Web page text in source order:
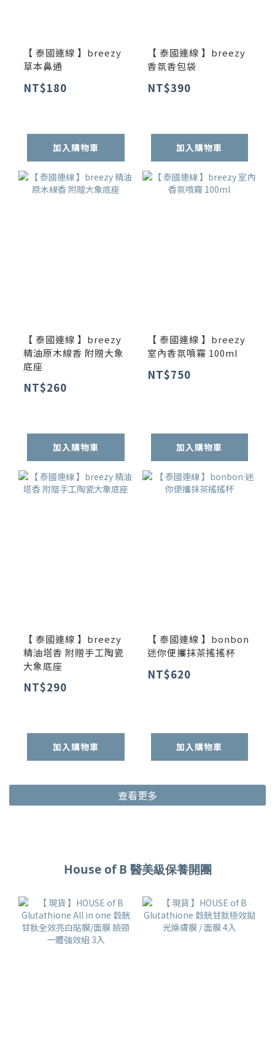
【 泰國連線 】breezy
草本鼻通
NT$180
加入購物車
【 泰國連線 】breezy
香氛香包袋
NT$390
加入購物車
【 泰國連線 】breezy
精油原木線香 附贈大象
底座
NT$260
加入購物車
【 泰國連線 】breezy
室內香氛噴霧 100ml
NT$750
加入購物車
【 泰國連線 】breezy
精油塔香 附贈手工陶瓷
大象底座
NT$290
加入購物車
【 泰國連線 】bonbon
迷你便攜抹茶搖搖杯
NT$620
加入購物車
查看更多
House of B 醫美級保養開團